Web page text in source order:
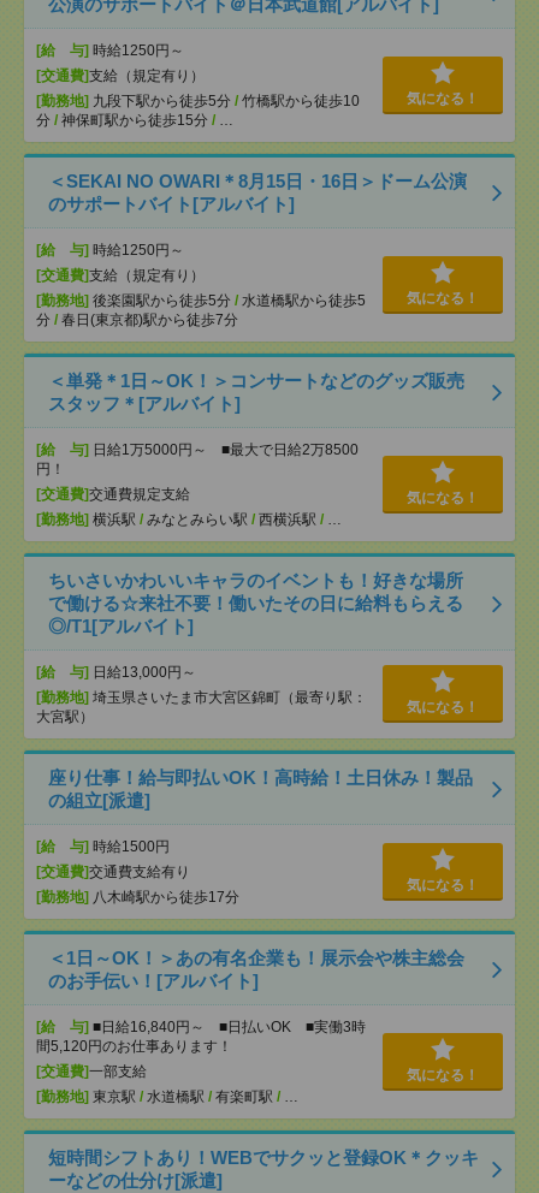
公演のサポートバイト＠日本武道館[アルバイト]
[給 与] 時給1250円～
[交通費]支給（規定有り）
[勤務地] 九段下駅から徒歩5分 / 竹橋駅から徒歩10
分 / 神保町駅から徒歩15分 / …
気になる！
＜SEKAI NO OWARI＊8月15日・16日＞ドーム公演
のサポートバイト[アルバイト]
[給 与] 時給1250円～
[交通費]支給（規定有り）
[勤務地] 後楽園駅から徒歩5分 / 水道橋駅から徒歩5
分 / 春日(東京都)駅から徒歩7分
気になる！
＜単発＊1日～OK！＞コンサートなどのグッズ販売
スタッフ＊[アルバイト]
[給 与] 日給1万5000円～ ■最大で日給2万8500
円！
[交通費]交通費規定支給
[勤務地] 横浜駅 / みなとみらい駅 / 西横浜駅 / …
気になる！
ちいさいかわいいキャラのイベントも！好きな場所
で働ける☆来社不要！働いたその日に給料もらえる
◎/T1[アルバイト]
[給 与] 日給13,000円～
[勤務地] 埼玉県さいたま市大宮区錦町（最寄り駅：
大宮駅）
気になる！
座り仕事！給与即払いOK！高時給！土日休み！製品
の組立[派遣]
[給 与] 時給1500円
[交通費]交通費支給有り
[勤務地] 八木崎駅から徒歩17分
気になる！
＜1日～OK！＞あの有名企業も！展示会や株主総会
のお手伝い！[アルバイト]
[給 与] ■日給16,840円～ ■日払いOK ■実働3時
間5,120円のお仕事あります！
[交通費]一部支給
[勤務地] 東京駅 / 水道橋駅 / 有楽町駅 / …
気になる！
短時間シフトあり！WEBでサクッと登録OK＊クッキ
ーなどの仕分け[派遣]